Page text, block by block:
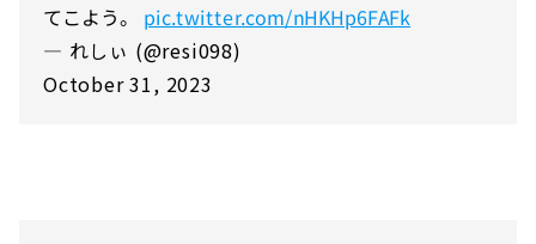
てこよう。 pic.twitter.com/nHKHp6FAFk
— れしぃ (@resi098)
October 31, 2023